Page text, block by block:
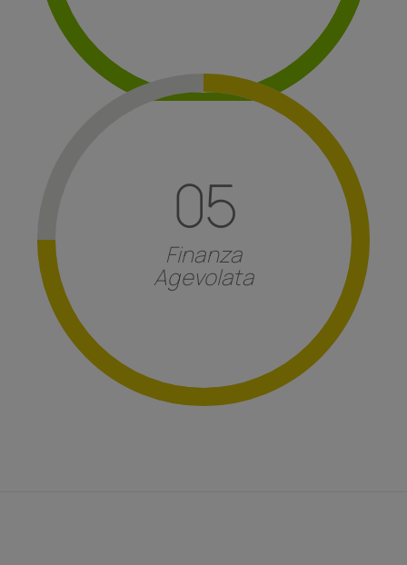
05
Finanza
Agevolata
Consulenza per l’ottenimento di bandi
europei e contributinon rimborsabili validi
per l’innovazione, industria 4.0 e servizi
specialistici.